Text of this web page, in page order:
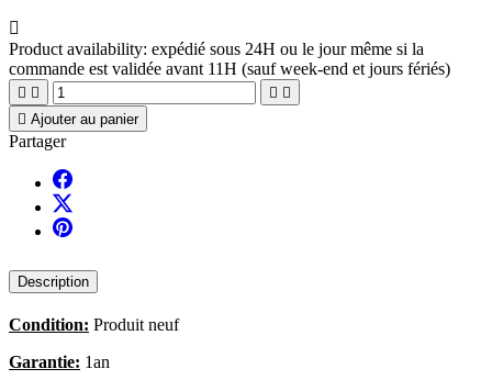

Product availability: expédié sous 24H ou le jour même si la
commande est validée avant 11H (sauf week-end et jours fériés)
   
 Ajouter au panier
Partager
Description
Condition: Produit neuf
Garantie: 1an